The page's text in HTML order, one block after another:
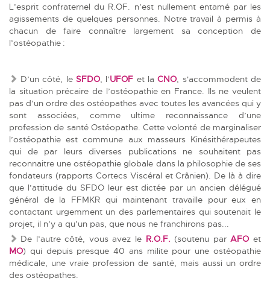
L’esprit confraternel du R.OF. n’est nullement entamé par les
agissements de quelques personnes. Notre travail à permis à
chacun de faire connaître largement sa conception de
l’ostéopathie :
D’un côté, le SFDO, l’UFOF et laCNO, s'accommodent de
la situation précaire de l’ostéopathie en France. Ils ne veulent
pas d’un ordre des ostéopathes avec toutes les avancées qui y
sont associées, comme ultime reconnaissance d’une
profession de santé Ostéopathe. Cette volonté de marginaliser
l’ostéopathie est commune aux masseurs Kinésithérapeutes
qui de par leurs diverses publications ne souhaitent pas
reconnaitre une ostéopathie globale dans la philosophie de ses
fondateurs (rapports Cortecs Viscéral etCrânien). De là à dire
que l’attitude du SFDO leur est dictée par un ancien délégué
général de la FFMKR qui maintenant travaille pour eux en
contactant urgemment un des parlementaires qui soutenait le
projet, il n’y a qu’un pas, que nous ne franchirons pas...
De l’autre côté, vous avez le R.O.F. (soutenu parAFO et
MO) qui depuis presque 40 ans milite pour une ostéopathie
médicale, une vraie profession de santé, mais aussi un ordre
des ostéopathes.